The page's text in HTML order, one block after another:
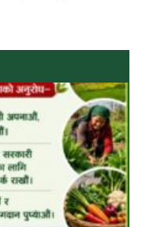
जुम्लाको सूचना